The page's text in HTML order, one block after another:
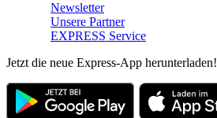
Newsletter
Unsere Partner
EXPRESS Service
Jetzt die neue Express-App herunterladen!